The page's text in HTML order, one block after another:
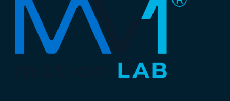
Llena el formulario para hablar por
WhatsApp